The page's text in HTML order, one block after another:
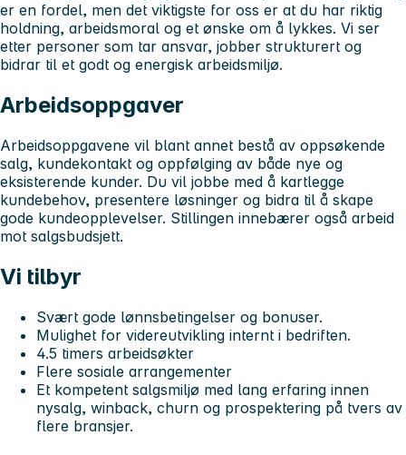
er en fordel, men det viktigste for oss er at du har riktig
holdning, arbeidsmoral og et ønske om å lykkes. Vi ser
etter personer som tar ansvar, jobber strukturert og
bidrar til et godt og energisk arbeidsmiljø.
Arbeidsoppgaver
Arbeidsoppgavene vil blant annet bestå av oppsøkende
salg, kundekontakt og oppfølging av både nye og
eksisterende kunder. Du vil jobbe med å kartlegge
kundebehov, presentere løsninger og bidra til å skape
gode kundeopplevelser. Stillingen innebærer også arbeid
mot salgsbudsjett.
Vi tilbyr
Svært gode lønnsbetingelser og bonuser.
Mulighet for videreutvikling internt i bedriften.
4.5 timers arbeidsøkter
Flere sosiale arrangementer
Et kompetent salgsmiljø med lang erfaring innen
nysalg, winback, churn og prospektering på tvers av
flere bransjer.